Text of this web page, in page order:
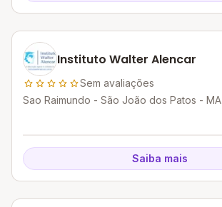
Instituto Walter Alencar
Sem avaliações
Sao Raimundo - São João dos Patos - MA
Saiba mais